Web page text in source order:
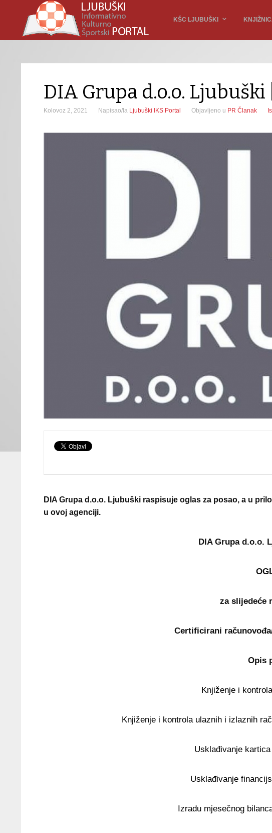
KŠC LJUBUŠKI
DIA Grupa d.o.o. Ljubuški
Kolovoz 2, 2021 Napisao/la Ljubuški IKS Portal Objavljeno u PR Članak
DIA Grupa d.o.o. Ljubuški raspisuje oglas za posao, a u
u ovoj agenciji.
DIA Grupa d.o.o.
za slijedeće
Certificirani
Opis
Knjiženje i
Knjiženje i kontrola ulaznih i izlaznih
Usklađivanje
Usklađivanje
Izradu mjesečnog